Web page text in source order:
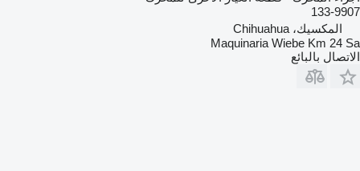
133-9907
المكسيك، Chihuahua
Maquinaria Wiebe Km 24 Sa
الاتصال بالبائع